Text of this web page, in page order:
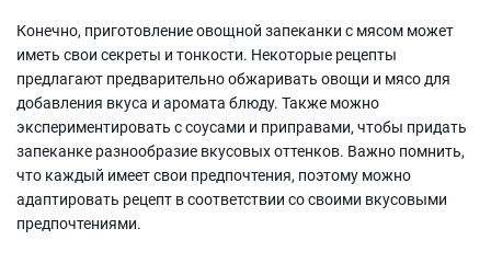
Конечно, приготовление овощной запеканки с мясом может
иметь свои секреты и тонкости. Некоторые рецепты
предлагают предварительно обжаривать овощи и мясо для
добавления вкуса и аромата блюду. Также можно
экспериментировать с соусами и приправами, чтобы придать
запеканке разнообразие вкусовых оттенков. Важно помнить,
что каждый имеет свои предпочтения, поэтому можно
адаптировать рецепт в соответствии со своими вкусовыми
предпочтениями.